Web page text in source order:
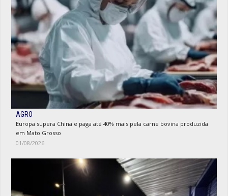
AGRO
Europa supera China e paga até 40% mais pela carne bovina produzida
em Mato Grosso
01/08/2026